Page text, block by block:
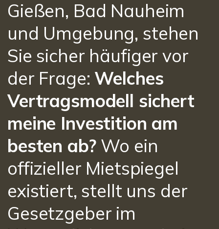
Gießen, Bad Nauheim
und Umgebung, stehen
Sie sicher häufiger vor
der Frage: Welches
Vertragsmodell sichert
meine Investition am
besten ab? Wo ein
offizieller Mietspiegel
existiert, stellt uns der
Gesetzgeber im